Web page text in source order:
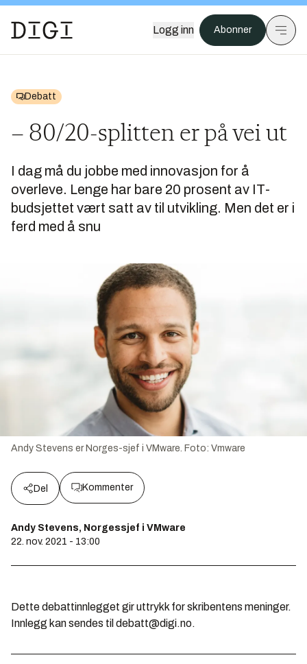
Logg inn Abonner
Debatt
– 80/20-splitten er på vei ut
I dag må du jobbe med innovasjon for å
overleve. Lenge har bare 20 prosent av IT-
budsjettet vært satt av til utvikling. Men det er i
ferd med å snu
Andy Stevens er Norges-sjef i VMware. Foto: Vmware
Del Kommenter
Andy Stevens, Norgessjef i VMware
22. nov. 2021 - 13:00
Dette debattinnlegget gir uttrykk for skribentens meninger.
Innlegg kan sendes til debatt@digi.no.